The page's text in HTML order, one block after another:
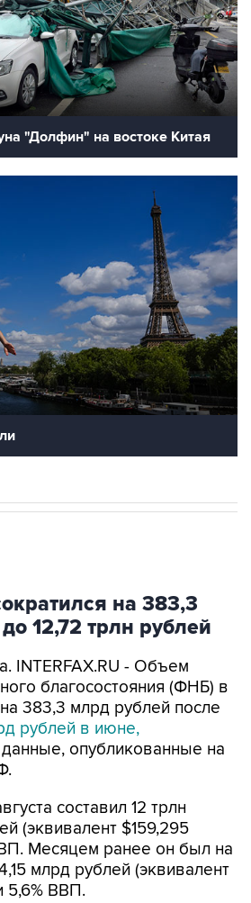
"Долфин" на востоке Китая
на 383,3
12,72 трлн рублей
INTERFAX.RU - Объем
благосостояния (ФНБ) в
383,3 млрд рублей после
рублей в июне,
опубликованные на
составил 12 трлн
(эквивалент $159,295
Месяцем ранее он был на
млрд рублей (эквивалент
5,6% ВВП.